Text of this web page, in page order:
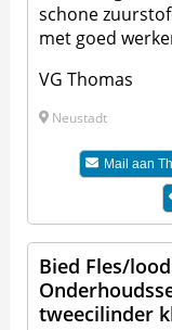
schone
met goed
VG Thomas
Neustadt
Mail aan
Bied Fles/lood
tweecilinder